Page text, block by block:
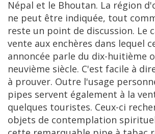
Népal et le Bhoutan. La région d'
ne peut être indiquée, tout
reste un point de discussion. Le
vente aux enchères dans lequel
annoncée parle du dix-huitième
neuvième siècle. C'est facile à
à prouver. Outre l'usage
pipes servent également à la
quelques touristes. Ceux-ci
objets de contemplation